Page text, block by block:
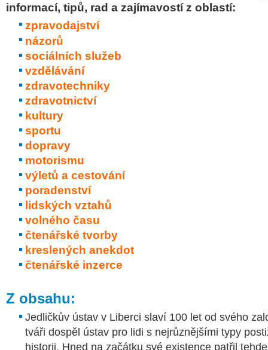
informací, tipů, rad a zajímavostí z oblastí:
zpravodajství
názorů
sociálních služeb
vzdělávání
zdravotechniky
zdravotnictví
kultury
sportu
dopravy
motorismu
výletů a cestování
poradenství
lidských vztahů
volného času
čtenářské tvorby
kreslených anekdot
čtenářské inzerce
Z obsahu:
Jedličkův ústav v Liberci slaví 100 let od svého
tváři dospěl ústav pro lidi s nejrůznějšími typy
historii. Hned na začátku své existence patřil